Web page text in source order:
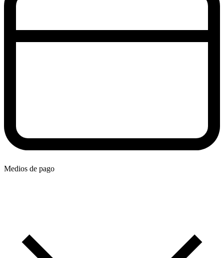
Medios de pago